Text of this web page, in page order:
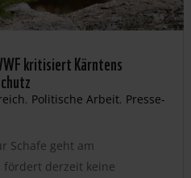
kritisiert Kärntens
, Politische Arbeit, Presse-
Schafe geht am
fördert derzeit keine